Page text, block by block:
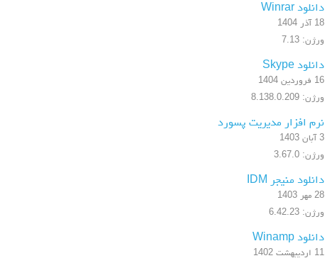
دانلود Winrar
18 آذر 1404
ورژن: 7.13
دانلود Skype
16 فروردین 1404
ورژن: 8.138.0.209
نرم افزار مدیریت پسورد
3 آبان 1403
ورژن: 3.67.0
دانلود منیجر IDM
28 مهر 1403
ورژن: 6.42.23
دانلود Winamp
11 اردیبهشت 1402